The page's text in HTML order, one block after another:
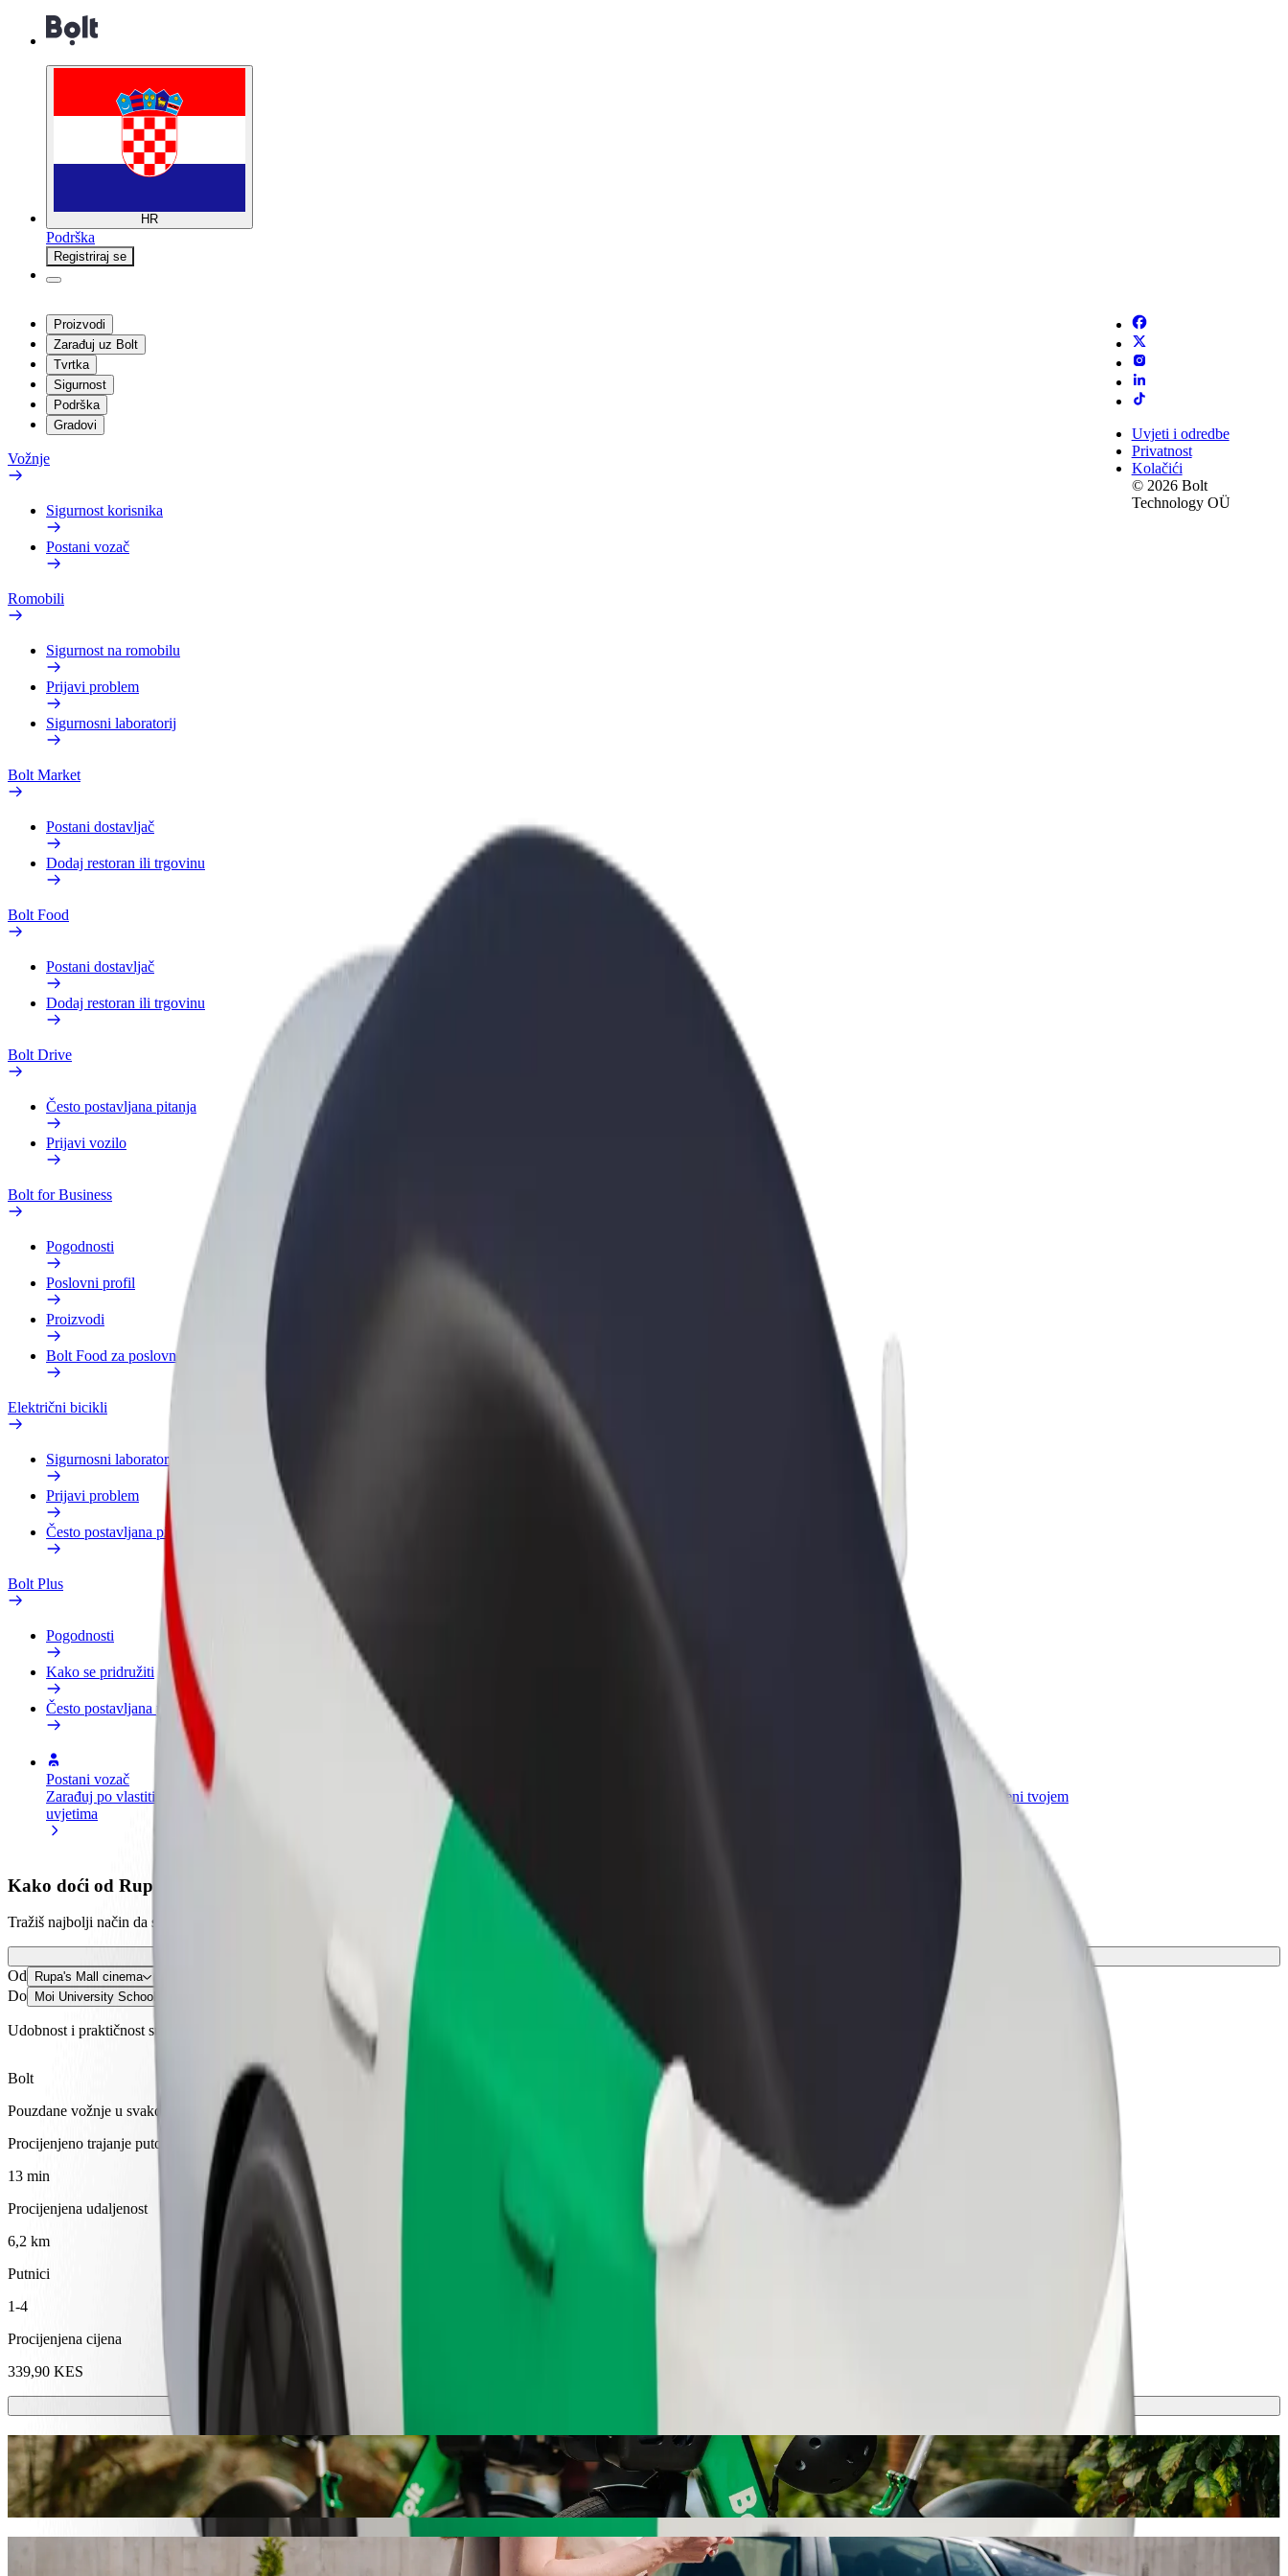
HR
Podrška
Registriraj se
Proizvodi
Zarađuj uz Bolt
Tvrtka
Sigurnost
Podrška
Gradovi
Vožnje
Sigurnost korisnika
Postani vozač
Romobili
Sigurnost na romobilu
Prijavi problem
Sigurnosni laboratorij
Bolt Market
Postani dostavljač
Dodaj restoran ili trgovinu
Bolt Food
Postani dostavljač
Dodaj restoran ili trgovinu
Bolt Drive
Često postavljana pitanja
Prijavi vozilo
Bolt for Business
Pogodnosti
Poslovni profil
Proizvodi
Bolt Food za poslovne korisnike
Električni bicikli
Sigurnosni laboratorij
Prijavi problem
Često postavljana pitanja
Bolt Plus
Pogodnosti
Kako se pridružiti
Često postavljana pitanja
Postani vozač
Zarađuj po vlastitim
uvjetima
Postani dostavljač
Dostavljaj hranu i primaj tjedne
Dodaj restoran ili trgovinu
Dosegni više kupaca i povećaj
Bolt proizvodi i usluge prilagođeni tvojem
Uvjeti i odredbe
Privatnost
Kolačići
© 2026 Bolt
Technology OÜ
Kako doći od Rupa's Mall cinema do Moi University School of Law-Annex
Tražiš najbolji način da stigneš od Rupa's Mall cinema do Moi University School of Law-Annex? Istraži naše usluge i pronađi savršenu za svoje putovanje.
Od Rupa's Mall cinema
Do Moi University School of Law-Annex
Udobnost i praktičnost su nadohvat ruke!
Bolt
Pouzdane vožnje u svakodnevnim automobilima srednje veličine.
Procijenjeno trajanje putovanja
13 min
Procijenjena udaljenost
6,2 km
Putnici
1-4
Procijenjena cijena
339,90 KES
Romobili ili e-bicikli
Kreći se po Kitale sa skuterima ili e-biciklima
Preuzmi aplikaciju Bolt
Dođi od Rupa's Mall cinema do Moi University School of Law-Annex s Bolt vožnjom na zahtjev